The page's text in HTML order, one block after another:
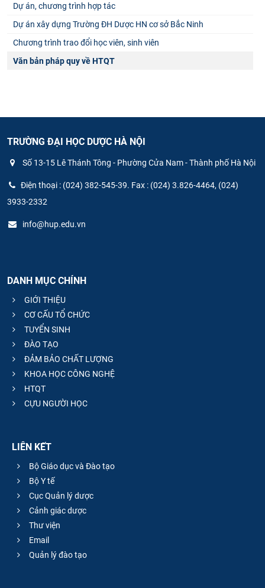
Dự án, chương trình hợp tác
Dự án xây dựng Trường ĐH Dược HN cơ sở Bắc Ninh
Chương trình trao đổi học viên, sinh viên
Văn bản pháp quy về HTQT
TRƯỜNG ĐẠI HỌC DƯỢC HÀ NỘI
Số 13-15 Lê Thánh Tông - Phường Cửa Nam - Thành phố Hà Nội
Điện thoại : (024) 382-545-39. Fax : (024) 3.826-4464, (024)
3933-2332
info@hup.edu.vn
DANH MỤC CHÍNH
GIỚI THIỆU
CƠ CẤU TỔ CHỨC
TUYỂN SINH
ĐÀO TẠO
ĐẢM BẢO CHẤT LƯỢNG
KHOA HỌC CÔNG NGHỆ
HTQT
CỰU NGƯỜI HỌC
LIÊN KẾT
Bộ Giáo dục và Đào tạo
Bộ Y tế
Cục Quản lý dược
Cảnh giác dược
Thư viện
Email
Quản lý đào tạo